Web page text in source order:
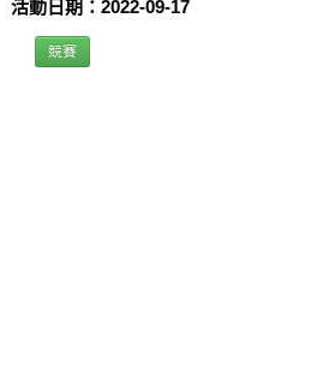
活動日期：2022-09-17
競賽